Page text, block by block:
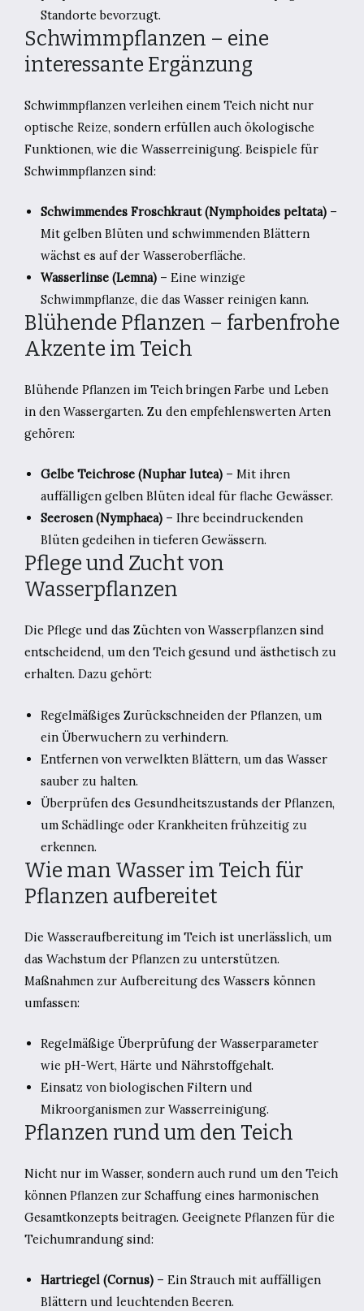
Standorte bevorzugt.
Schwimmpflanzen – eine
interessante Ergänzung
Schwimmpflanzen verleihen einem Teich nicht nur
optische Reize, sondern erfüllen auch ökologische
Funktionen, wie die Wasserreinigung. Beispiele für
Schwimmpflanzen sind:
Schwimmendes Froschkraut (Nymphoides peltata) –
Mit gelben Blüten und schwimmenden Blättern
wächst es auf der Wasseroberfläche.
Wasserlinse (Lemna) – Eine winzige
Schwimmpflanze, die das Wasser reinigen kann.
Blühende Pflanzen – farbenfrohe
Akzente im Teich
Blühende Pflanzen im Teich bringen Farbe und Leben
in den Wassergarten. Zu den empfehlenswerten Arten
gehören:
Gelbe Teichrose (Nuphar lutea) – Mit ihren
auffälligen gelben Blüten ideal für flache Gewässer.
Seerosen (Nymphaea) – Ihre beeindruckenden
Blüten gedeihen in tieferen Gewässern.
Pflege und Zucht von
Wasserpflanzen
Die Pflege und das Züchten von Wasserpflanzen sind
entscheidend, um den Teich gesund und ästhetisch zu
erhalten. Dazu gehört:
Regelmäßiges Zurückschneiden der Pflanzen, um
ein Überwuchern zu verhindern.
Entfernen von verwelkten Blättern, um das Wasser
sauber zu halten.
Überprüfen des Gesundheitszustands der Pflanzen,
um Schädlinge oder Krankheiten frühzeitig zu
erkennen.
Wie man Wasser im Teich für
Pflanzen aufbereitet
Die Wasseraufbereitung im Teich ist unerlässlich, um
das Wachstum der Pflanzen zu unterstützen.
Maßnahmen zur Aufbereitung des Wassers können
umfassen:
Regelmäßige Überprüfung der Wasserparameter
wie pH-Wert, Härte und Nährstoffgehalt.
Einsatz von biologischen Filtern und
Mikroorganismen zur Wasserreinigung.
Pflanzen rund um den Teich
Nicht nur im Wasser, sondern auch rund um den Teich
können Pflanzen zur Schaffung eines harmonischen
Gesamtkonzepts beitragen. Geeignete Pflanzen für die
Teichumrandung sind:
Hartriegel (Cornus) – Ein Strauch mit auffälligen
Blättern und leuchtenden Beeren.